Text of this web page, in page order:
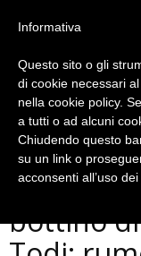
Cronaca
Amelia,
bottino
Informativa
Questo sito o gli
di cookie necessari
nella cookie policy.
a tutti o ad alcuni
Chiudendo questo
su un link o
acconsenti all’uso dei